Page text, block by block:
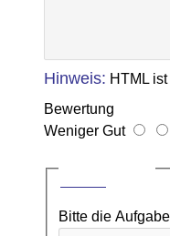
Hinweis: HTML
Bewertung
Weniger Gut
Bitte die